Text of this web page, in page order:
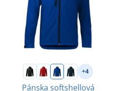
+4
Pánska softshellová